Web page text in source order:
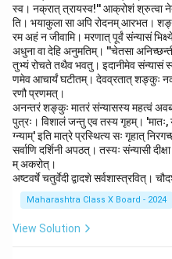
स्व। नक्रात् त्रायस्व!'' आक्रोशं श्रुत्वा
ति। भयाकुला सा अपि रोदनम् आरभत।
रम अहं न जीवामि। मरणात् पूर्वं संन्यासं
अधुना वा देहि अनुमतिम्। ''चेतसा
तुभ्यं रोचते तथैव भवतु। इदानीमेव संन्यासं
णमेव आचार्यं घटीतम्। देवव्रतात् शङ्कुः
रणौ प्रणमत्।
अनन्तरं शङ्कुः मातरं संन्यासस्य महत्वं
पुत्रः। विशालं जन्तु एव तस्य गृहम्। 'मातः,
ग्न्याम्' इति मात्रे प्रस्थित्य सः गृहात्
सर्वाणि दर्शिनी अपठत्। तस्यः संन्यासी
म् अकरोत्।
अष्टवर्षे चतुर्वेदी द्वादशे सर्वशास्त्रवित्।
Maharashtra Class X Board - 2024
View Solution